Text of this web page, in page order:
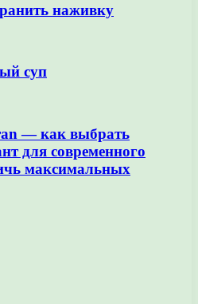
наживку
суп
— как выбрать
для современного
максимальных